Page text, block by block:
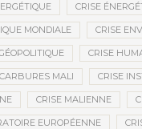
CRISE
MONDIALE CRISE
CRISE
MALI CRISE
CRISE MALIENNE
EUROPÉENNE